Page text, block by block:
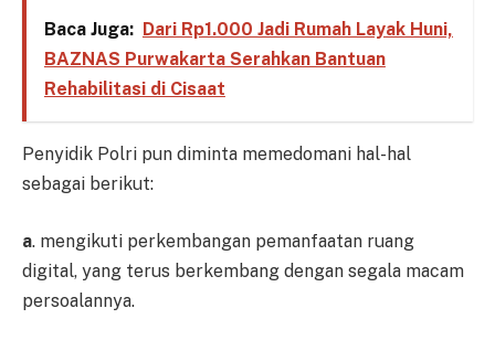
Baca Juga: Dari Rp1.000 Jadi Rumah Layak Huni,
BAZNAS Purwakarta Serahkan Bantuan
Rehabilitasi di Cisaat
Penyidik Polri pun diminta memedomani hal-hal
sebagai berikut:
a. mengikuti perkembangan pemanfaatan ruang
digital, yang terus berkembang dengan segala macam
persoalannya.